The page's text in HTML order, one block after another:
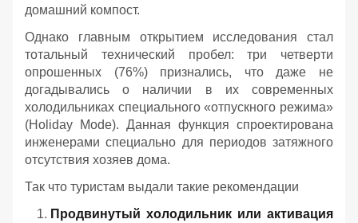
домашний компост.
Однако главным открытием исследования стал
тотальный технический пробел: три четверти
опрошенных (76%) признались, что даже не
догадывались о наличии в их современных
холодильниках специального «отпускного режима»
(Holiday Mode). Данная функция спроектирована
инженерами специально для периодов затяжного
отсутствия хозяев дома.
Так что туристам выдали такие рекомендации
Продвинутый холодильник или активация